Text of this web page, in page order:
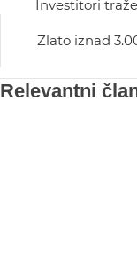
Investitori
Zlato iznad
Relevantni